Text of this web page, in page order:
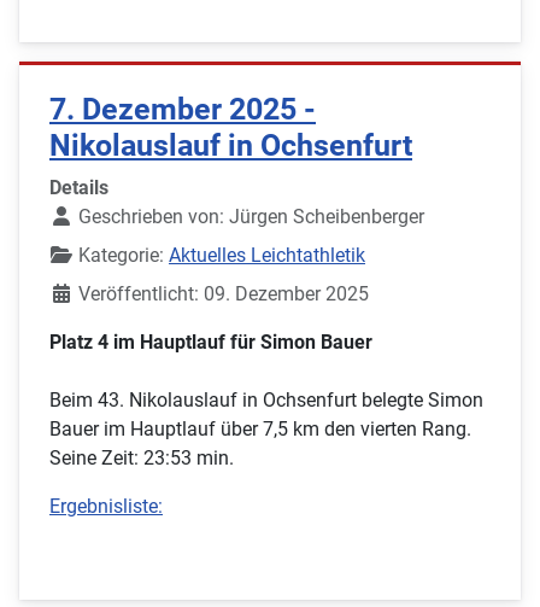
7. Dezember 2025 -
Nikolauslauf in Ochsenfurt
Details
Geschrieben von: Jürgen Scheibenberger
Kategorie: Aktuelles Leichtathletik
Veröffentlicht: 09. Dezember 2025
Platz 4 im Hauptlauf für Simon Bauer
Beim 43. Nikolauslauf in Ochsenfurt belegte Simon
Bauer im Hauptlauf über 7,5 km den vierten Rang.
Seine Zeit: 23:53 min.
Ergebnisliste: